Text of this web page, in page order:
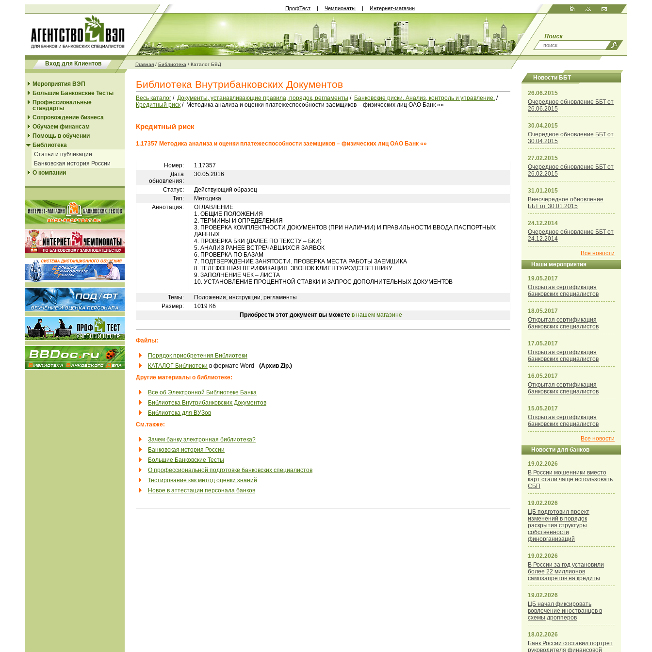
ПрофТест | Чемпионаты | Интернет-магазин
Вход для Клиентов Главная / Библиотека / Каталог БВД
Мероприятия ВЭП
Большие Банковские Тесты
Профессиональные
стандарты
Сопровождение бизнеса
Обучаем финансам
Помощь в обучении
Библиотека
Статьи и публикации
Банковская история России
О компании
Библиотека Внутрибанковских Документов
Весь каталог / Документы, устанавливающие правила, порядок, регламенты / Банковские риски. Анализ, контроль и управление. /
Кредитный риск / Методика анализа и оценки платежеспособности заемщиков – физических лиц ОАО Банк «»
Кредитный риск
1.17357 Методика анализа и оценки платежеспособности заемщиков – физических лиц ОАО Банк «»
Номер:
1.17357
Дата
обновления:
30.05.2016
Статус:
Действующий образец
Тип:
Методика
Аннотация:
ОГЛАВЛЕНИЕ
1. ОБЩИЕ ПОЛОЖЕНИЯ
2. ТЕРМИНЫ И ОПРЕДЕЛЕНИЯ
3. ПРОВЕРКА КОМПЛЕКТНОСТИ ДОКУМЕНТОВ (ПРИ НАЛИЧИИ) И ПРАВИЛЬНОСТИ ВВОДА ПАСПОРТНЫХ
ДАННЫХ
4. ПРОВЕРКА БКИ (ДАЛЕЕ ПО ТЕКСТУ – БКИ)
5. АНАЛИЗ РАНЕЕ ВСТРЕЧАВШИХСЯ ЗАЯВОК
6. ПРОВЕРКА ПО БАЗАМ
7. ПОДТВЕРЖДЕНИЕ ЗАНЯТОСТИ. ПРОВЕРКА МЕСТА РАБОТЫ ЗАЕМЩИКА
8. ТЕЛЕФОННАЯ ВЕРИФИКАЦИЯ. ЗВОНОК КЛИЕНТУ/РОДСТВЕННИКУ
9. ЗАПОЛНЕНИЕ ЧЕК – ЛИСТА
10. УСТАНОВЛЕНИЕ ПРОЦЕНТНОЙ СТАВКИ И ЗАПРОС ДОПОЛНИТЕЛЬНЫХ ДОКУМЕНТОВ
Темы:
Положения, инструкции, регламенты
Размер:
1019 Кб
Приобрести этот документ вы можете в нашем магазине
Файлы:
Порядок приобретения Библиотеки
КАТАЛОГ Библиотеки в формате Word - (Архив Zip.)
Другие материалы о библиотеке:
Все об Электронной Библиотеке Банка
Библиотека Внутрибанковских Документов
Библиотека для ВУЗов
См.также:
Зачем банку электронная библиотека?
Банковская история России
Большие Банковские Тесты
О профессиональной подготовке банковских специалистов
Тестирование как метод оценки знаний
Новое в аттестации персонала банков
Новости ББТ
26.06.2015
Очередное обновление ББТ от
26.06.2015
30.04.2015
Очередное обновление ББТ от
30.04.2015
27.02.2015
Очередное обновление ББТ от
26.02.2015
31.01.2015
Внеочередное обновление
ББТ от 30.01.2015
24.12.2014
Очередное обновление ББТ от
24.12.2014
Все новости
Наши мероприятия
19.05.2017
Открытая сертификация
банковских специалистов
18.05.2017
Открытая сертификация
банковских специалистов
17.05.2017
Открытая сертификация
банковских специалистов
16.05.2017
Открытая сертификация
банковских специалистов
15.05.2017
Открытая сертификация
банковских специалистов
Все новости
Новости для банков
19.02.2026
В России мошенники вместо
карт стали чаще использовать
СБП
19.02.2026
ЦБ подготовил проект
изменений в порядок
раскрытия структуры
собственности
финорганизаций
19.02.2026
В России за год установили
более 22 миллионов
самозапретов на кредиты
19.02.2026
ЦБ начал фиксировать
вовлечение иностранцев в
схемы дропперов
18.02.2026
Банк России составил портрет
руководителя финансовой